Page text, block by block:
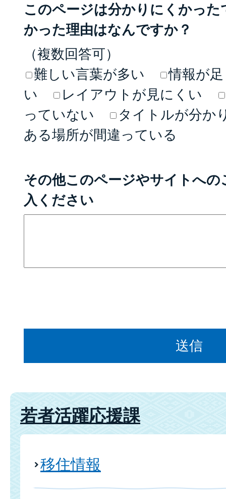
このページは分かりにくかっ
かった理由はなんですか？
（複数回答可）
難しい言葉が多い
情報が
い
レイアウトが見にくい
っていない
タイトルが分か
ある場所が間違っている
その他このページやサイトへ
入ください
若者活躍応援課
移住情報